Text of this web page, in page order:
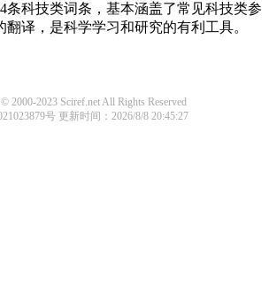
条科技类词条，基本涵盖了常见科技类参
译，是科学学习和研究的有利工具。
2000-2023 Sciref.net All Rights Reserved
号更新时间：2026/8/8 20:45:27